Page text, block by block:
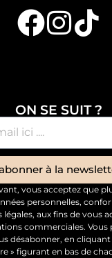
ON SE SUIT ?
à la
vous acceptez que
personnelles,
aux fins de vous
commerciales. Vous
désabonner, en cliquant
» figurant en bas de